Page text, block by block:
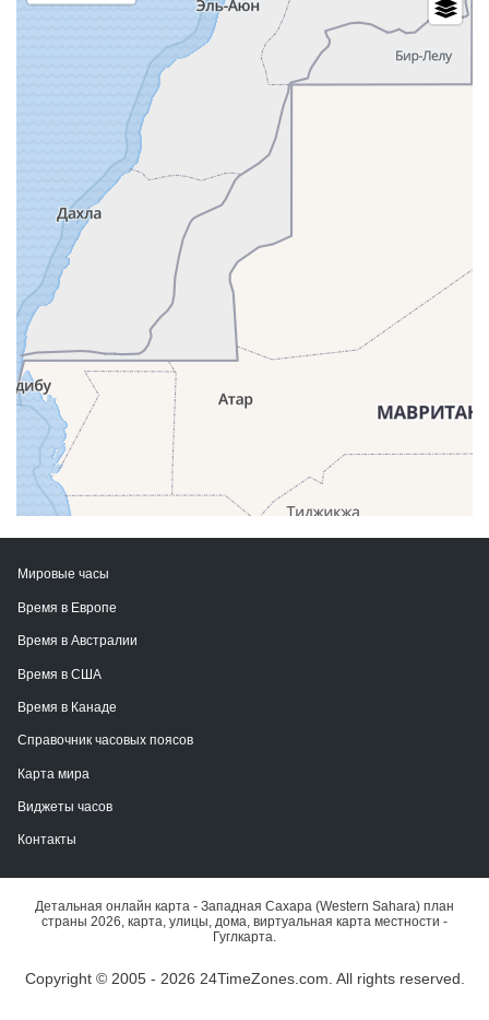
Мировые часы
Время в Европе
Время в Австралии
Время в США
Время в Канаде
Справочник часовых поясов
Карта мира
Виджеты часов
Контакты
Детальная онлайн карта - Западная Сахара (Western Sahara) план
страны 2026, карта, улицы, дома, виртуальная карта местности -
Гуглкарта.
Copyright © 2005 - 2026 24TimeZones.com. All rights reserved.